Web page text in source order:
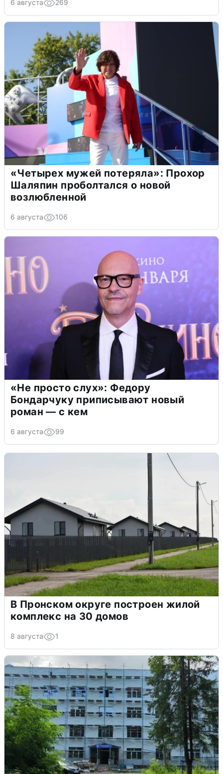
6 августа 269
«Четырех мужей потеряла»: Прохор
Шаляпин проболтался о новой
возлюбленной
6 августа 106
«Не просто слух»: Федору
Бондарчуку приписывают новый
роман — с кем
6 августа 99
В Пронском округе построен жилой
комплекс на 30 домов
8 августа 1